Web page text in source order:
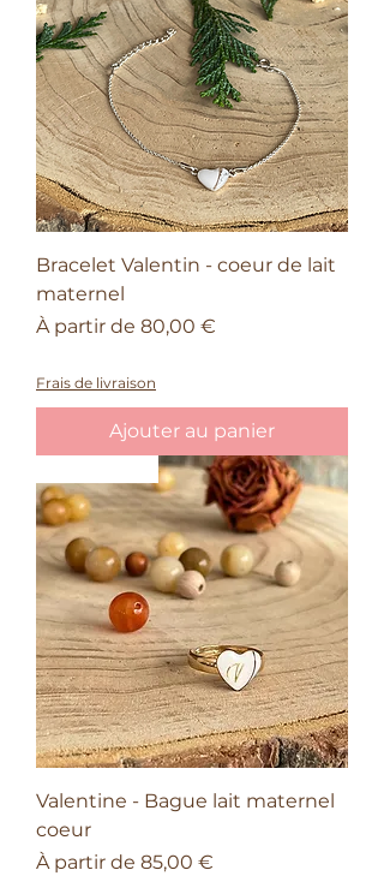
Bracelet Valentin - coeur de lait
maternel
À partir de 80,00 €
Prix promotionnel
Frais de livraison
Ajouter au panier
Valentine - Bague lait maternel
coeur
À partir de 85,00 €
Prix promotionnel